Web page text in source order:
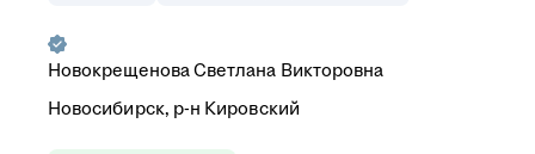
Новокрещенова Светлана Викторовна
Новосибирск, р-н Кировский